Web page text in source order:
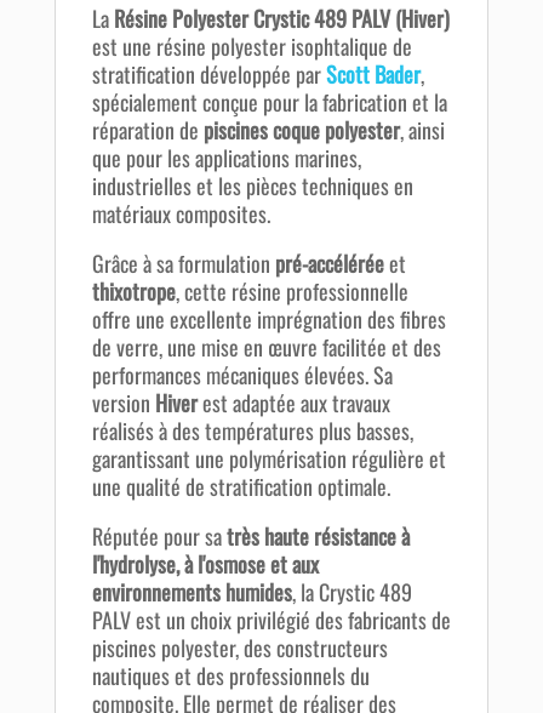
LaRésine Polyester Crystic 489 PALV (Hiver)
est une résine polyester isophtalique de
stratification développée parScott Bader,
spécialement conçue pour la fabrication et la
réparation de piscines coque polyester, ainsi
que pour les applications marines,
industrielles et les pièces techniques en
matériaux composites.
Grâce à sa formulation pré-accéléréeet
thixotrope, cette résine professionnelle
offre une excellente imprégnation des fibres
de verre, une mise en œuvre facilitée et des
performances mécaniques élevées. Sa
version Hiverest adaptée aux travaux
réalisés à des températures plus basses,
garantissant une polymérisation régulière et
une qualité de stratification optimale.
Réputée pour satrès haute résistance à
l'hydrolyse, à l'osmose et aux
environnements humides, la Crystic 489
PALV est un choix privilégié des fabricants de
piscines polyester, des constructeurs
nautiques et des professionnels du
composite. Elle permet de réaliser des